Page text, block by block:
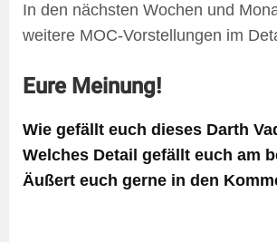
In den nächsten Wochen und
weitere MOC-Vorstellungen im
Eure Meinung!
Wie gefällt euch dieses Darth
Welches Detail gefällt euch am
Äußert euch gerne in den